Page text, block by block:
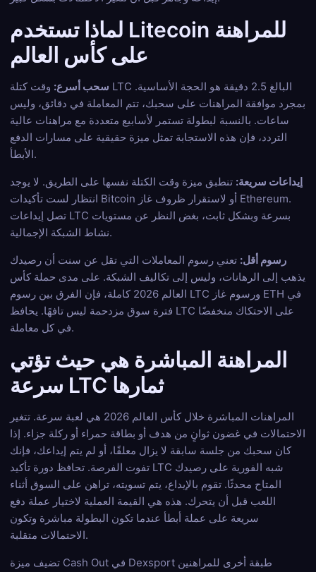
لماذا تستخدم Litecoin للمراهنة
على كأس العالم
سحب أسرع: وقت كتلة LTC البالغ 2.5 دقيقة هو الحجة الأساسية.
بمجرد موافقة المراهنات على سحبك، تتم المعاملة في دقائق، وليس
ساعات. بالنسبة لبطولة تستمر لأسابيع متعددة مع مراهنات عالية
التردد، فإن هذه الاستجابة تمثل ميزة حقيقية على مسارات الدفع
الأبطأ.
إيداعات سريعة: تنطبق ميزة وقت الكتلة نفسها على الطريق. لا يوجد
انتظار لست تأكيدات Bitcoin أو لاستقرار ظروف غاز Ethereum.
تصل إيداعات LTC بسرعة وبشكل ثابت، بغض النظر عن مستويات
نشاط الشبكة الإجمالية.
رسوم أقل: تعني رسوم المعاملات التي تقل عن سنت أن رصيدك
يذهب إلى الرهانات، وليس إلى تكاليف الشبكة. على مدى حملة كأس
العالم 2026 كاملة، فإن الفرق بين رسوم LTC ورسوم غاز ETH في
فترة سوق مزدحمة ليس تافهًا. يحافظ LTC على الاحتكاك منخفضًا
في كل معاملة.
المراهنة المباشرة هي حيث تؤتي
سرعة LTC ثمارها
المراهنات المباشرة خلال كأس العالم 2026 هي لعبة سرعة. تتغير
الاحتمالات في غضون ثوانٍ من هدف أو بطاقة حمراء أو ركلة جزاء. إذا
كان سحبك من جلسة سابقة لا يزال معلقًا، أو لم يتم إيداعك، فإنك
تفوت الفرصة. تحافظ دورة تأكيد LTC شبه الفورية على رصيدك
المتاح محدثًا. تقوم بالإيداع، يتم تسويته، تراهن على السوق أثناء
اللعب قبل أن يتحرك. هذه هي القيمة العملية لاختيار عملة دفع
سريعة على عملة أبطأ عندما تكون البطولة مباشرة وتكون
الاحتمالات متقلبة.
تضيف ميزة Cash Out في Dexsport طبقة أخرى للمراهنين